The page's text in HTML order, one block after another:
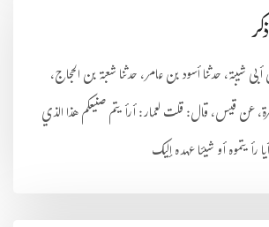
أبى شيبة، حدثنا أسود بن عامر، حدثنا شعبة بن الحجاج،
عن قيس، قال: قلت لعمار: أرأيتم صنيعكم هذا الذي